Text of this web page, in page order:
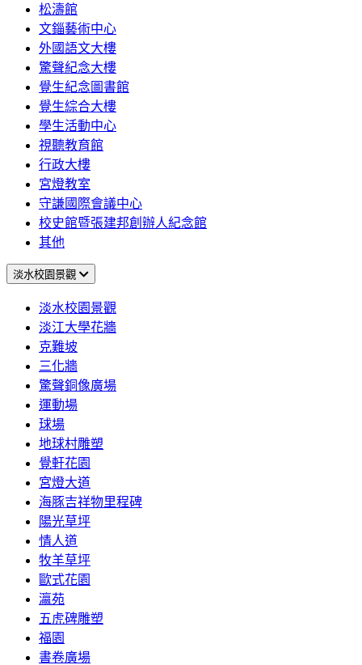
松濤館
文錙藝術中心
外國語文大樓
驚聲紀念大樓
覺生紀念圖書館
覺生綜合大樓
學生活動中心
視聽教育館
行政大樓
宮燈教室
守謙國際會議中心
校史館暨張建邦創辦人紀念館
其他
淡水校園景觀
淡水校園景觀
淡江大學花牆
克難坡
三化牆
驚聲銅像廣場
運動場
球場
地球村雕塑
覺軒花園
宮燈大道
海豚吉祥物里程碑
陽光草坪
情人道
牧羊草坪
歐式花園
瀛苑
五虎碑雕塑
福園
書卷廣場